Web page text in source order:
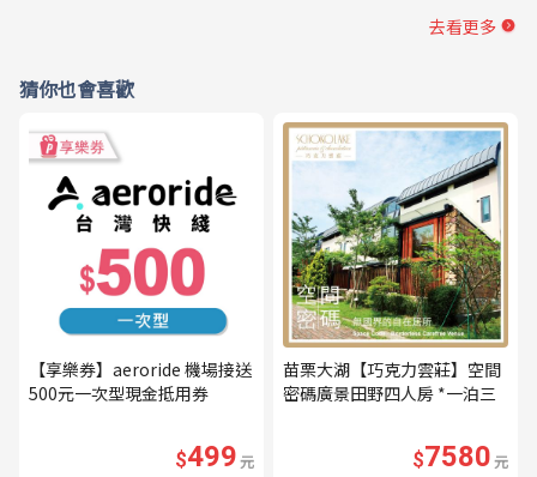
去看更多
猜你也會喜歡
【享樂券】aeroride 機場接送
500元一次型現金抵用券
$499元
苗栗大湖【巧克力雲莊】空間
密碼廣景田野四人房 *一泊三
$7580元